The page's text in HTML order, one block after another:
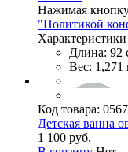
Нажимая
"Политикой
Характеристики
Длина: 92
Вес: 1,271
Код товара:
Детская ванна
1 100 руб.